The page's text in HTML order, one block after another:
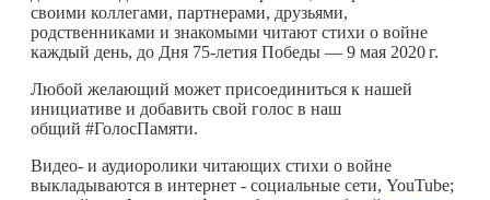
своими коллегами, партнерами, друзьями,
родственниками и знакомыми читают стихи о войне
каждый день, до Дня 75-летия Победы — 9 мая 2020 г.
Любой желающий может присоединиться к нашей
инициативе и добавить свой голос в наш
общий #ГолосПамяти.
Видео- и аудиоролики читающих стихи о войне
выкладываются в интернет - социальные сети, YouTube;